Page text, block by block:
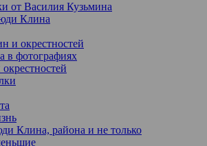
от Василия Кузьмина
Клина
и окрестностей
в фотографиях
Клина, района и не только